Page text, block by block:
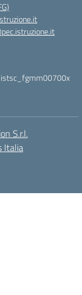
istsc_fgmm00700x
S.r.l.
Italia